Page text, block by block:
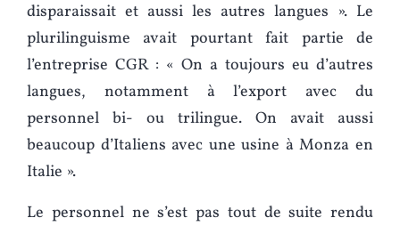
disparaissait et aussi les autres langues ». Le
plurilinguisme avait pourtant fait partie de
l’entreprise CGR : « On a toujours eu d’autres
langues, notamment à l’export avec du
personnel bi- ou trilingue. On avait aussi
beaucoup d’Italiens avec une usine à Monza en
Italie ».
Le personnel ne s’est pas tout de suite rendu